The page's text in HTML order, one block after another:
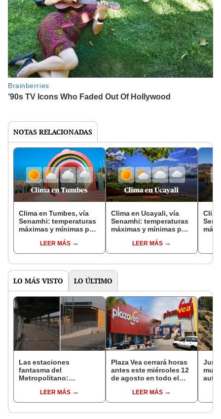
NOTAS RELACIONADAS
Clima en Tumbes, vía
Senamhi: temperaturas
máximas y mínimas por
LEER MÁS
Clima en Ucayali, vía
Senamhi: temperaturas
máximas y mínimas por
LEER MÁS
LO MÁS VISTO LO ÚLTIMO
Las estaciones
fantasma del
Metropolitano:
inconclusa por falta de
buses y una adenda
LEER MÁS
Plaza Vea cerrará horas
antes este miércoles 12
de agosto en todo el
hasta las 7 p.m.
LEER MÁS
auto